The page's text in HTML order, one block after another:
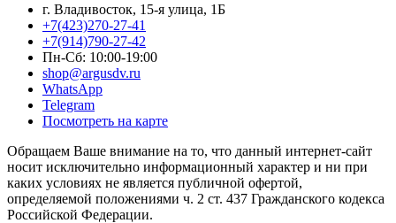
г. Владивосток, 15-я улица, 1Б
+7(423)270-27-41
+7(914)790-27-42
Пн-Сб: 10:00-19:00
shop@argusdv.ru
WhatsApp
Telegram
Посмотреть на карте
Обращаем Ваше внимание на то, что данный интернет-сайт
носит исключительно информационный характер и ни при
каких условиях не является публичной офертой,
определяемой положениями ч. 2 ст. 437 Гражданского кодекса
Российской Федерации.